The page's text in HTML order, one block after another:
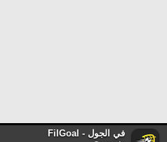
في الجول - FilGoal